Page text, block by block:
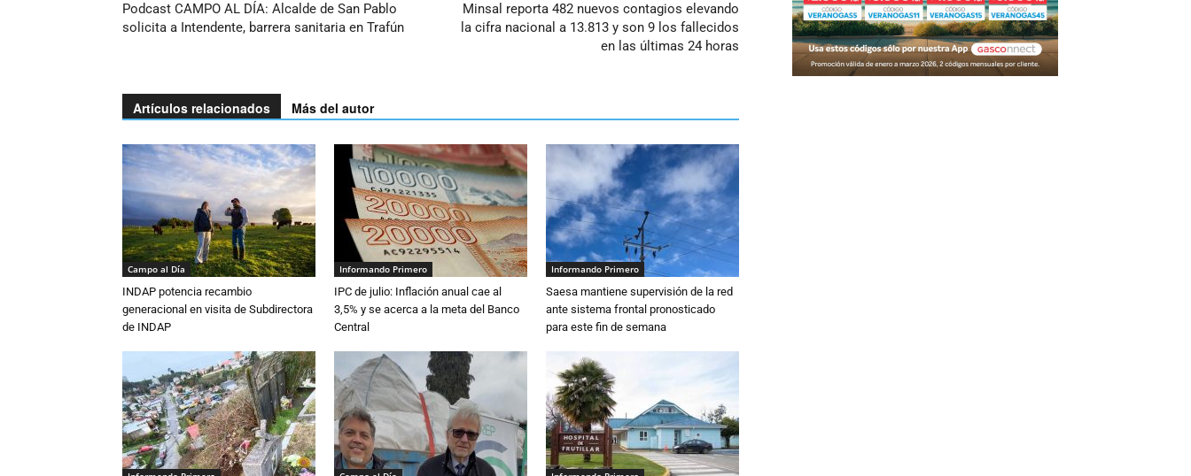
Podcast CAMPO AL DÍA: Alcalde de San Pablo
solicita a Intendente, barrera sanitaria en Trafún
Minsal reporta 482 nuevos contagios elevando
la cifra nacional a 13.813 y son 9 los fallecidos
en las últimas 24 horas
Artículos relacionados Más del autor
Campo al Día
INDAP potencia recambio
generacional en visita de Subdirectora
de INDAP
Informando Primero
IPC de julio: Inflación anual cae al
3,5% y se acerca a la meta del Banco
Central
Informando Primero
Saesa mantiene supervisión de la red
ante sistema frontal pronosticado
para este fin de semana